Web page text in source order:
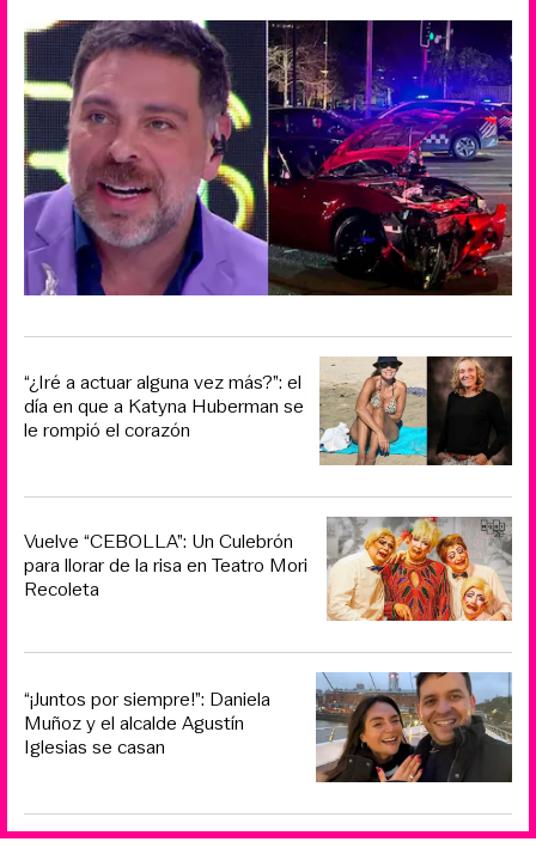
“¿Iré a actuar alguna vez más?”: el
día en que a Katyna Huberman se
le rompió el corazón
Vuelve “CEBOLLA”: Un Culebrón
para llorar de la risa en Teatro Mori
Recoleta
“¡Juntos por siempre!”: Daniela
Muñoz y el alcalde Agustín
Iglesias se casan